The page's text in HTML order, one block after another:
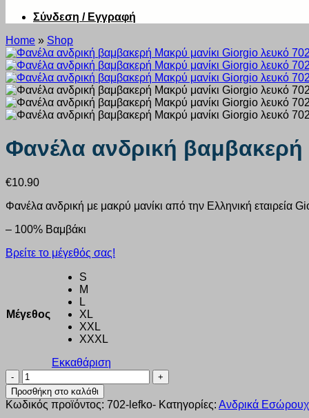
Σύνδεση / Εγγραφή
Home » Shop
Φανέλα ανδρική
€10.90
Φανέλα ανδρική με μακρύ μανίκι από την Ελληνική εταιρεία
– 100% Βαμβάκι
Βρείτε το μέγεθός σας!
Μέγεθος
S
M
L
XL
XXL
XXXL
Εκκαθάριση
Φανέλα
ανδρική
βαμβακερή
Μακρύ
Προσθήκη στο καλάθι
Κωδικός προϊόντος: 702-lefko- Κατηγορίες: Ανδρικά